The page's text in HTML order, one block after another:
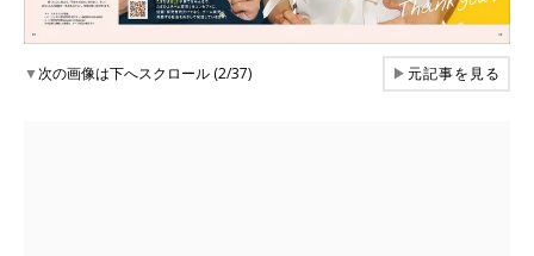
▼次の画像は下へスクロール (2/37) ▶元記事を見る